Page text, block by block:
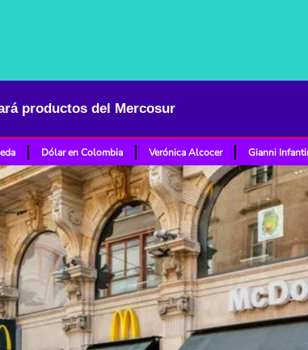
productos del Mercosur
Dólar en Colombia Verónica Alcocer Gianni